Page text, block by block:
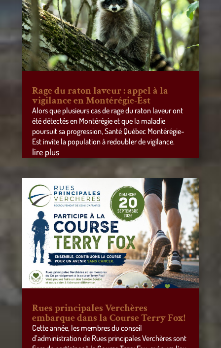
Rage du raton laveur : appel à la
vigilance en Montérégie-Est
Alors que plusieurs cas de rage du raton laveur ont
été détectés en Montérégie et que la maladie
poursuit sa progression, Santé Québec Montérégie-
Est invite la population à redoubler de vigilance.
lire plus
Rues principales Verchères
embarque dans la Course Terry Fox!
Cette année, les membres du conseil
d’administration de Rues principales Verchères sont